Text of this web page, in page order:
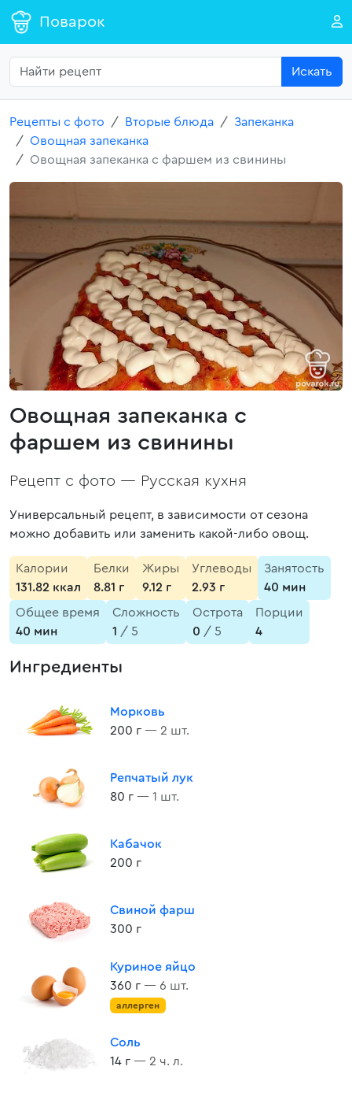
Поварок
Искать
Рецепты с фото Вторые блюда
Запеканка
Овощная запеканка
Овощная запеканка с фаршем из свинины
Овощная запеканка с
фаршем из свинины
Рецепт с фото — Русская кухня
Универсальный рецепт, в зависимости от сезона
можно добавить или заменить какой-либо овощ.
Калории
131.82 ккал
Белки
8.81 г
Жиры
9.12 г
Углеводы
2.93 г
Занятость
40 мин
Общее время
40 мин
Сложность
1 / 5
Острота
0 / 5
Порции
4
Ингредиенты
Морковь
200 г — 2 шт.
Репчатый лук
80 г — 1 шт.
Кабачок
200 г
Свиной фарш
300 г
Куриное яйцо
360 г — 6 шт.
аллерген
Соль
14 г — 2 ч. л.